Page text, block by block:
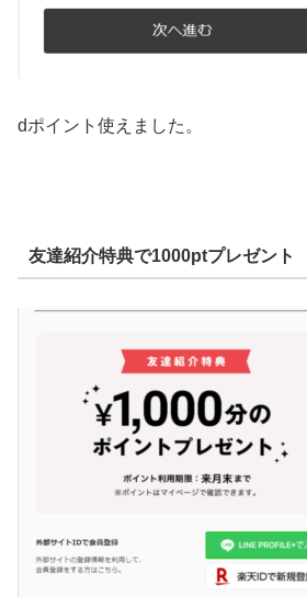
dポイント使えました。
友達紹介特典で1000ptプレゼント